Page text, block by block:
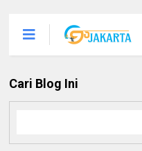
Cari Blog Ini